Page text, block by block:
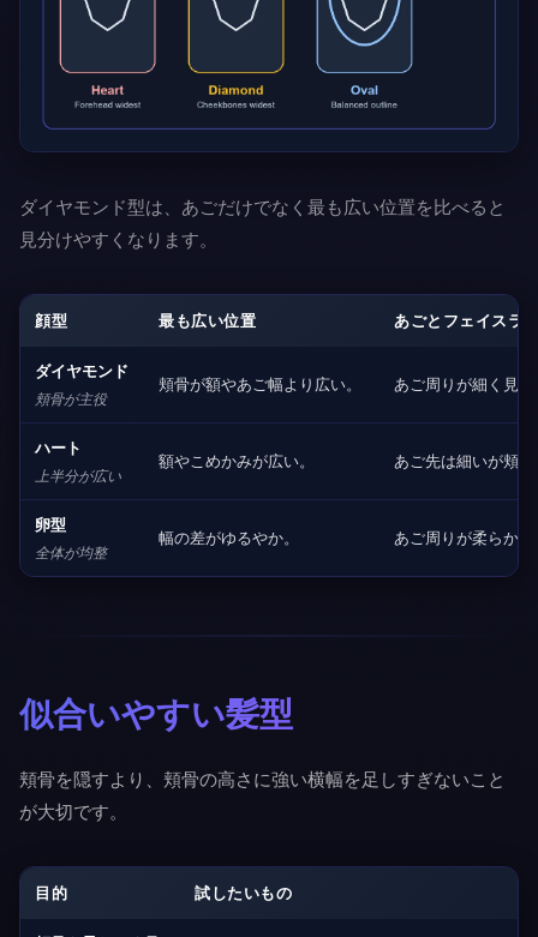
ダイヤモンド型は、あごだけでなく最も広い位置を比べると
見分けやすくなります。
顔型 最も広い位置 あごとフェイスラ
ダイヤモンド
頬骨が主役
頬骨が額やあご幅より広い。 あご周りが細く見え
ハート
上半分が広い
額やこめかみが広い。 あご先は細いが頬
卵型
全体が均整
幅の差がゆるやか。 あご周りが柔らかい
似合いやすい髪型
頬骨を隠すより、頬骨の高さに強い横幅を足しすぎないこと
が大切です。
目的 試したいもの